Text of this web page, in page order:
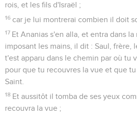
rois, et les fils d'Israël ;
16 car je lui montrerai combien il doit
17 Et Ananias s'en alla, et entra dans la
imposant les mains, il dit : Saul, frère,
t'est apparu dans le chemin par où tu
pour que tu recouvres la vue et que
Saint.
18 Et aussitôt il tomba de ses yeux
recouvra la vue ;